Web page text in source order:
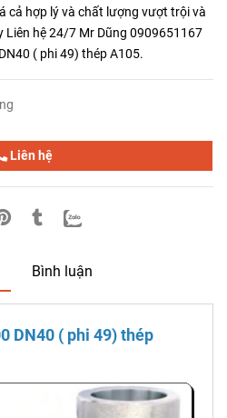
cả hợp lý và chất lượng vượt trội và
Liên hệ 24/7 Mr Dũng 0909651167
( phi 49) thép A105.
Liên hệ
Bình luận
DN40 ( phi 49) thép